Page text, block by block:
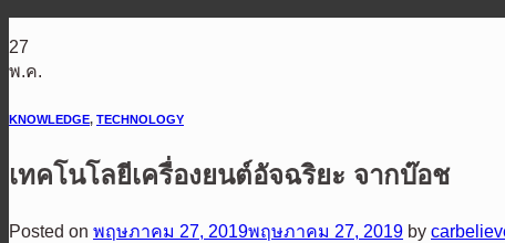
27
พ.ค.
KNOWLEDGE, TECHNOLOGY
เทคโนโลยีเครื่องยนต์อัจฉริยะ จากบ๊อช
Posted on พฤษภาคม 27, 2019พฤษภาคม 27, 2019 by